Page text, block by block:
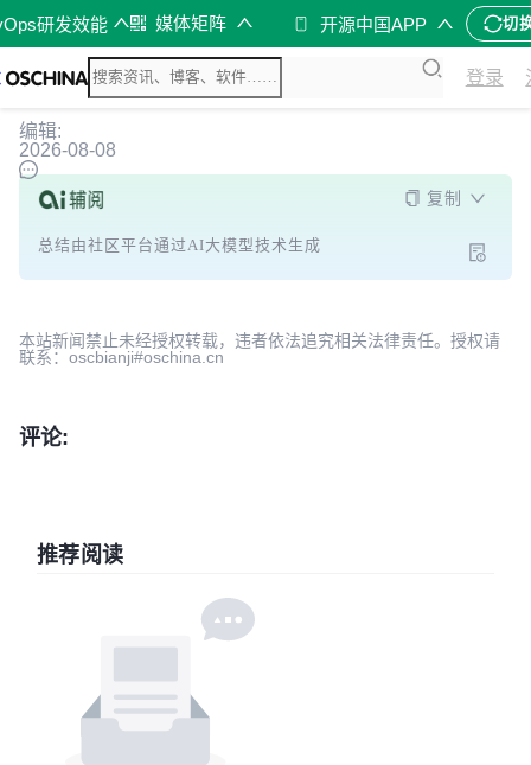
研发效能 媒体矩阵 开源中国APP 切
登录
编辑:
2026-08-08
复制
总结由社区平台通过AI大模型技术生成
本站新闻禁止未经授权转载，违者依法追究相关法律责任。授权请
联系：oscbianji#oschina.cn
评论:
推荐阅读